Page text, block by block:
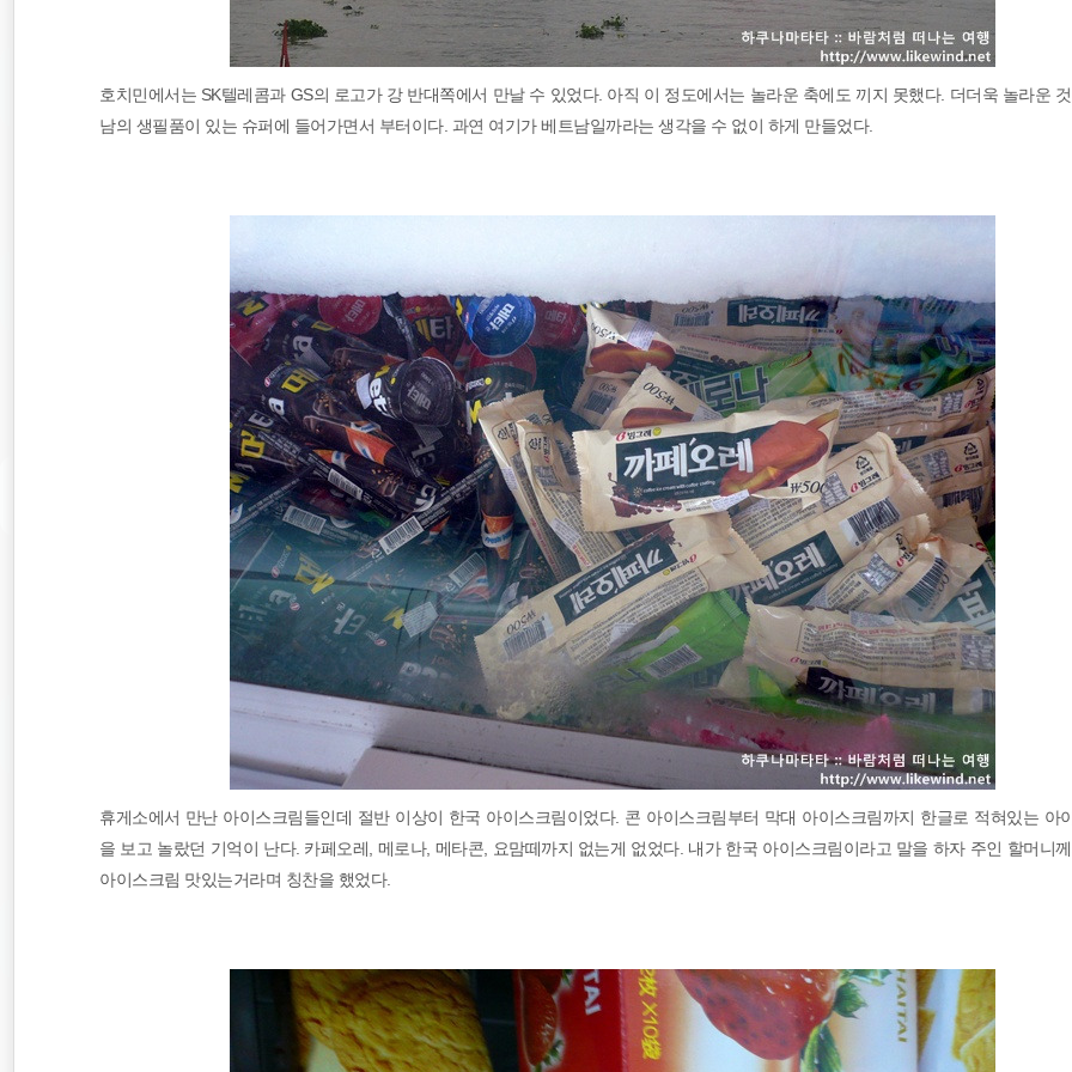
호치민에서는 SK텔레콤과 GS의 로고가 강 반대쪽에서 만날 수 있었다. 아직 이 정도에서는 놀라운 축에도 끼지 못했다. 더더욱 놀라운
남의 생필품이 있는 슈퍼에 들어가면서 부터이다. 과연 여기가 베트남일까라는 생각을 수 없이 하게 만들었다.
휴게소에서 만난 아이스크림들인데 절반 이상이 한국 아이스크림이었다. 콘 아이스크림부터 막대 아이스크림까지 한글로 적혀있는 아
을 보고 놀랐던 기억이 난다. 카페오레, 메로나, 메타콘, 요맘떼까지 없는게 없었다. 내가 한국 아이스크림이라고 말을 하자 주인 할머니
아이스크림 맛있는거라며 칭찬을 했었다.